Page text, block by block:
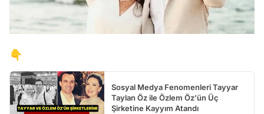
👇
Sosyal Medya Fenomenleri Tayyar
Taylan Öz ile Özlem Öz'ün Üç
Şirketine Kayyım Atandı